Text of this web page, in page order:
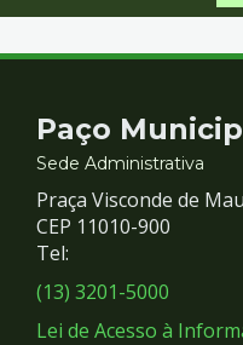
Contato
e
Redes
Sociais
Paço
Sede Administrativa
Praça Visconde de
CEP 11010-900
Tel:
(13) 3201-5000
Lei de Acesso à